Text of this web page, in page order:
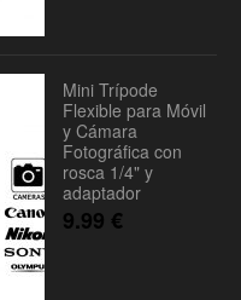
Mini Trípode
Flexible para Móvil
y Cámara
Fotográfica con
rosca 1/4" y
adaptador
9.99 €